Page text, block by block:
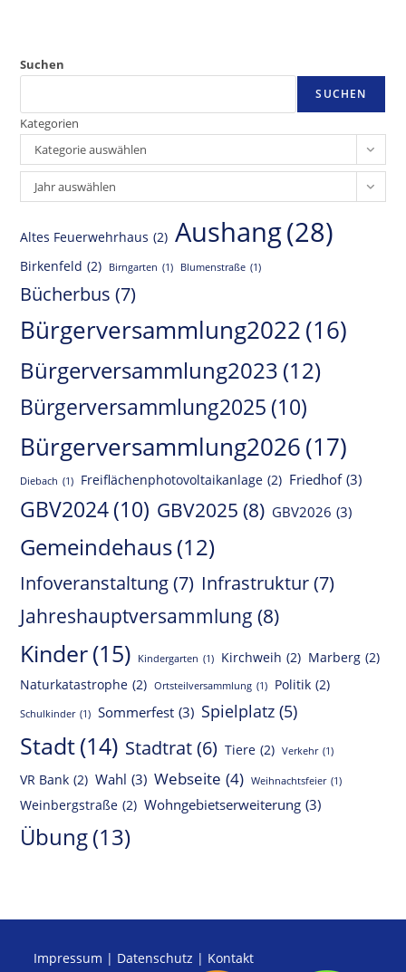
Suchen
SUCHEN
Kategorien
Kategorie auswählen
Archiv
Jahr auswählen
Altes Feuerwehrhaus (2) Aushang(28)
Birkenfeld (2) Birngarten (1) Blumenstraße (1)
Bücherbus (7)
Bürgerversammlung2022 (16)
Bürgerversammlung2023 (12)
Bürgerversammlung2025 (10)
Bürgerversammlung2026(17)
Diebach (1) Freiflächenphotovoltaikanlage (2) Friedhof (3)
GBV2024(10) GBV2025 (8) GBV2026 (3)
Gemeindehaus(12)
Infoveranstaltung(7) Infrastruktur(7)
Jahreshauptversammlung (8)
Kinder(15) Kindergarten (1) Kirchweih (2) Marberg (2)
Naturkatastrophe (2) Ortsteilversammlung (1) Politik (2)
Schulkinder (1) Sommerfest (3) Spielplatz (5)
Stadt(14) Stadtrat (6) Tiere (2) Verkehr (1)
VR Bank (2) Wahl (3) Webseite (4) Weihnachtsfeier (1)
Weinbergstraße (2) Wohngebietserweiterung (3)
Übung(13)
Impressum | Datenschutz | Kontakt